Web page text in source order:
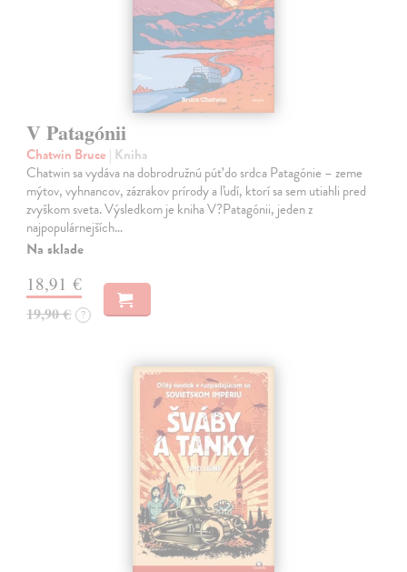
V Patagónii
Chatwin Bruce | Kniha
Chatwin sa vydáva na dobrodružnú púť do srdca Patagónie – zeme
mýtov, vyhnancov, zázrakov prírody a ľudí, ktorí sa sem utiahli pred
zvyškom sveta. Výsledkom je kniha V?Patagónii, jeden z
najpopulárnejších…
Na sklade
18,91 €
19,90 € ?